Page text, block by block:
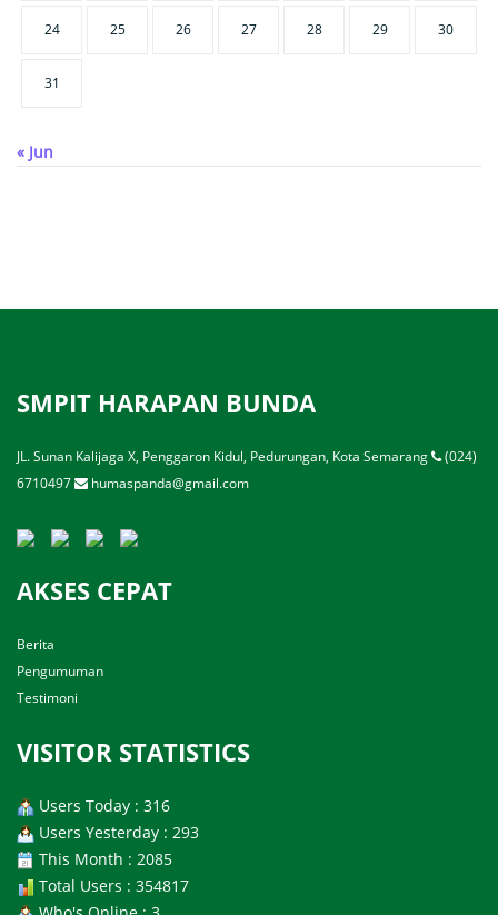
24 25 26 27 28 29 30
31
« Jun
SMPIT HARAPAN BUNDA
JL. Sunan Kalijaga X, Penggaron Kidul, Pedurungan, Kota Semarang
(024)
6710497
humaspanda@gmail.com
AKSES CEPAT
Berita
Pengumuman
Testimoni
VISITOR STATISTICS
Users Today : 316
Users Yesterday : 293
This Month : 2085
Total Users : 354817